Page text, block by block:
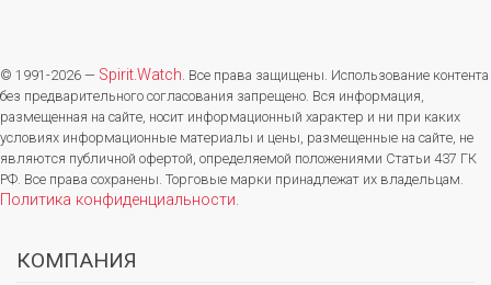
© 1991-2026 — Spirit.Watch. Все права защищены. Использование контента
без предварительного согласования запрещено. Вся информация,
размещенная на сайте, носит информационный характер и ни при каких
условиях информационные материалы и цены, размещенные на сайте, не
являются публичной офертой, определяемой положениями Статьи 437 ГК
РФ. Все права сохранены. Торговые марки принадлежат их владельцам.
Политика конфиденциальности.
КОМПАНИЯ